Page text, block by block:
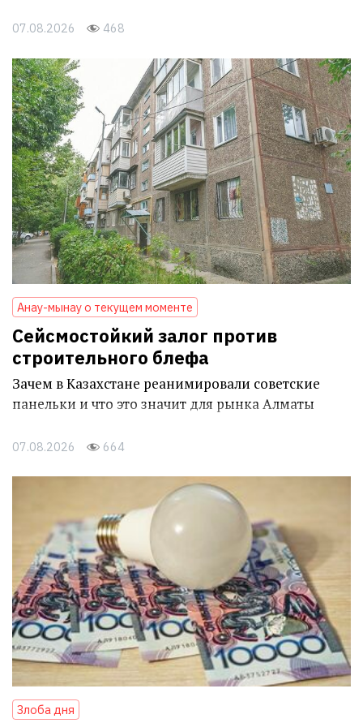
07.08.2026 468
Анау-мынау о текущем моменте
Сейсмостойкий залог против
строительного блефа
Зачем в Казахстане реанимировали советские
панельки и что это значит для рынка Алматы
07.08.2026 664
Злоба дня